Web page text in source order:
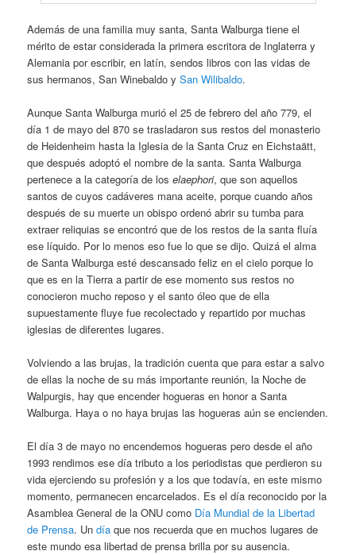
Además de una familia muy santa, Santa Walburga tiene el
mérito de estar considerada la primera escritora de Inglaterra y
Alemania por escribir, en latín, sendos libros con las vidas de
sus hermanos, San Winebaldo ySan Wilibaldo.
Aunque Santa Walburga murió el 25 de febrero del año 779, el
día 1 de mayo del 870 se trasladaron sus restos del monasterio
de Heidenheim hasta la Iglesia de la Santa Cruz en Eichstaätt,
que después adoptó el nombre de la santa. Santa Walburga
pertenece a la categoría de loselaephori, que son aquellos
santos de cuyos cadáveres mana aceite, porque cuando años
después de su muerte un obispo ordenó abrir su tumba para
extraer reliquias se encontró que de los restos de la santa fluía
ese líquido. Por lo menos eso fue lo que se dijo. Quizá el alma
de Santa Walburga esté descansado feliz en el cielo porque lo
que es en la Tierra a partir de ese momento sus restos no
conocieron mucho reposo y el santo óleo que de ella
supuestamente fluye fue recolectado y repartido por muchas
iglesias de diferentes lugares.
Volviendo a las brujas, la tradición cuenta que para estar a salvo
de ellas la noche de su más importante reunión, la Noche de
Walpurgis, hay que encender hogueras en honor a Santa
Walburga. Haya o no haya brujas las hogueras aún se encienden.
El día 3 de mayo no encendemos hogueras pero desde el año
1993 rendimos ese día tributo a los periodistas que perdieron su
vida ejerciendo su profesión y a los que todavía, en este mismo
momento, permanecen encarcelados. Es el día reconocido por la
Asamblea General de la ONU como Día Mundial de la Libertad
de Prensa. Undía que nos recuerda que en muchos lugares de
este mundo esa libertad de prensa brilla por su ausencia.